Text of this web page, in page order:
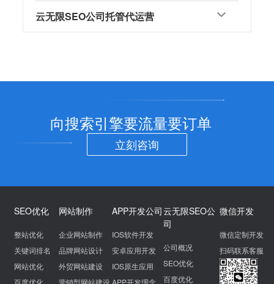
云无限SEO公司托管代运营
向搜索引擎要流量要订单
立刻咨询
SEO优化
整站优化
关键词排名
网站优化
网站制作
企业网站制作
品牌网站设计
外贸网站建设
APP开发公司
IOS软件开发
安卓应用开发
IOS原生应用
云无限SEO公
司
公司概况
SEO优化
百度优化
微信开发
微信定制开发
扫码联系客服